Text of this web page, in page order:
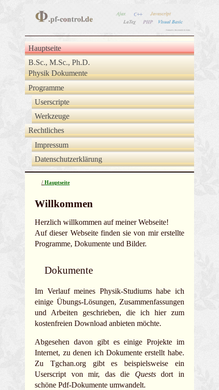
Hauptseite
B.Sc., M.Sc., Ph.D.
Physik Dokumente
Programme
Userscripte
Werkzeuge
Rechtliches
Impressum
Datenschutzerklärung
/ Hauptseite
Willkommen
Herzlich willkommen auf meiner Webseite!
Auf dieser Webseite finden sie von mir erstellte
Programme, Dokumente und Bilder.
Dokumente
Im Verlauf meines Physik-Studiums habe ich
einige Übungs-Lösungen, Zusammenfassungen
und Arbeiten geschrieben, die ich hier zum
kostenfreien Download anbieten möchte.
Abgesehen davon gibt es einige Projekte im
Internet, zu denen ich Dokumente erstellt habe.
Zu Tgchan.org gibt es beispielsweise ein
Userscript von mir, das die Questsdort in
schöne Pdf-Dokumente umwandelt.